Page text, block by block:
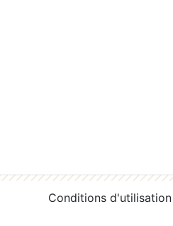
Conditions d'utilisation